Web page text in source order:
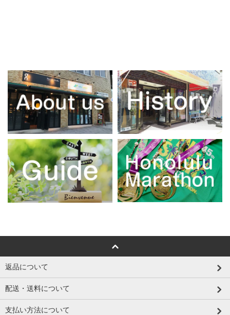
返品について
配送・送料について
支払い方法について